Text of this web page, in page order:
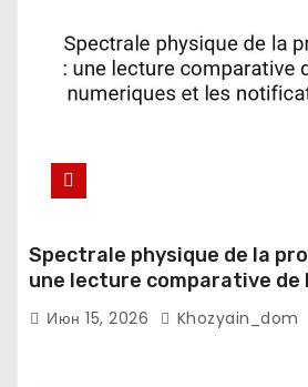
Spectrale physique de la
une lecture comparative de
numeriques et les
Июн 15, 2026 Khozyain_dom